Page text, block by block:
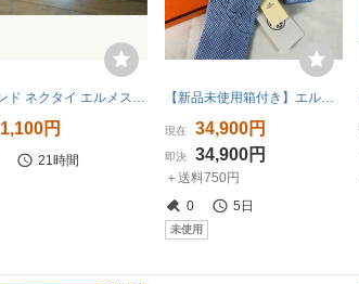
1,100円
21時間
現在 34,900円
即決 34,900円
＋送料750円
0
5日
未使用